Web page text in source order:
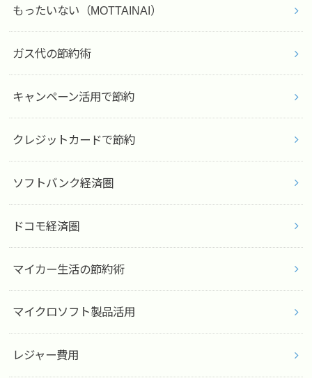
もったいない（MOTTAINAI）
ガス代の節約術
キャンペーン活用で節約
クレジットカードで節約
ソフトバンク経済圏
ドコモ経済圏
マイカー生活の節約術
マイクロソフト製品活用
レジャー費用